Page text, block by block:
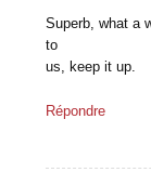
Superb, what a
to
us, keep it up.
Répondre